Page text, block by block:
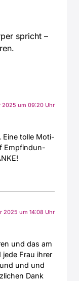
spricht –
2025 um 09:20 Uhr
Eine tol­le Moti­
Emp­fin­dun­
2025 um 14:08 Uhr
und das am
Frau ihrer
und und
Dank